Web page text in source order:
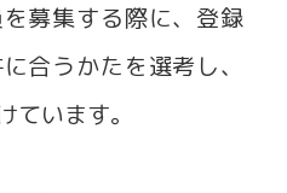
募集する際に、登録
合うかたを選考し、
ています。